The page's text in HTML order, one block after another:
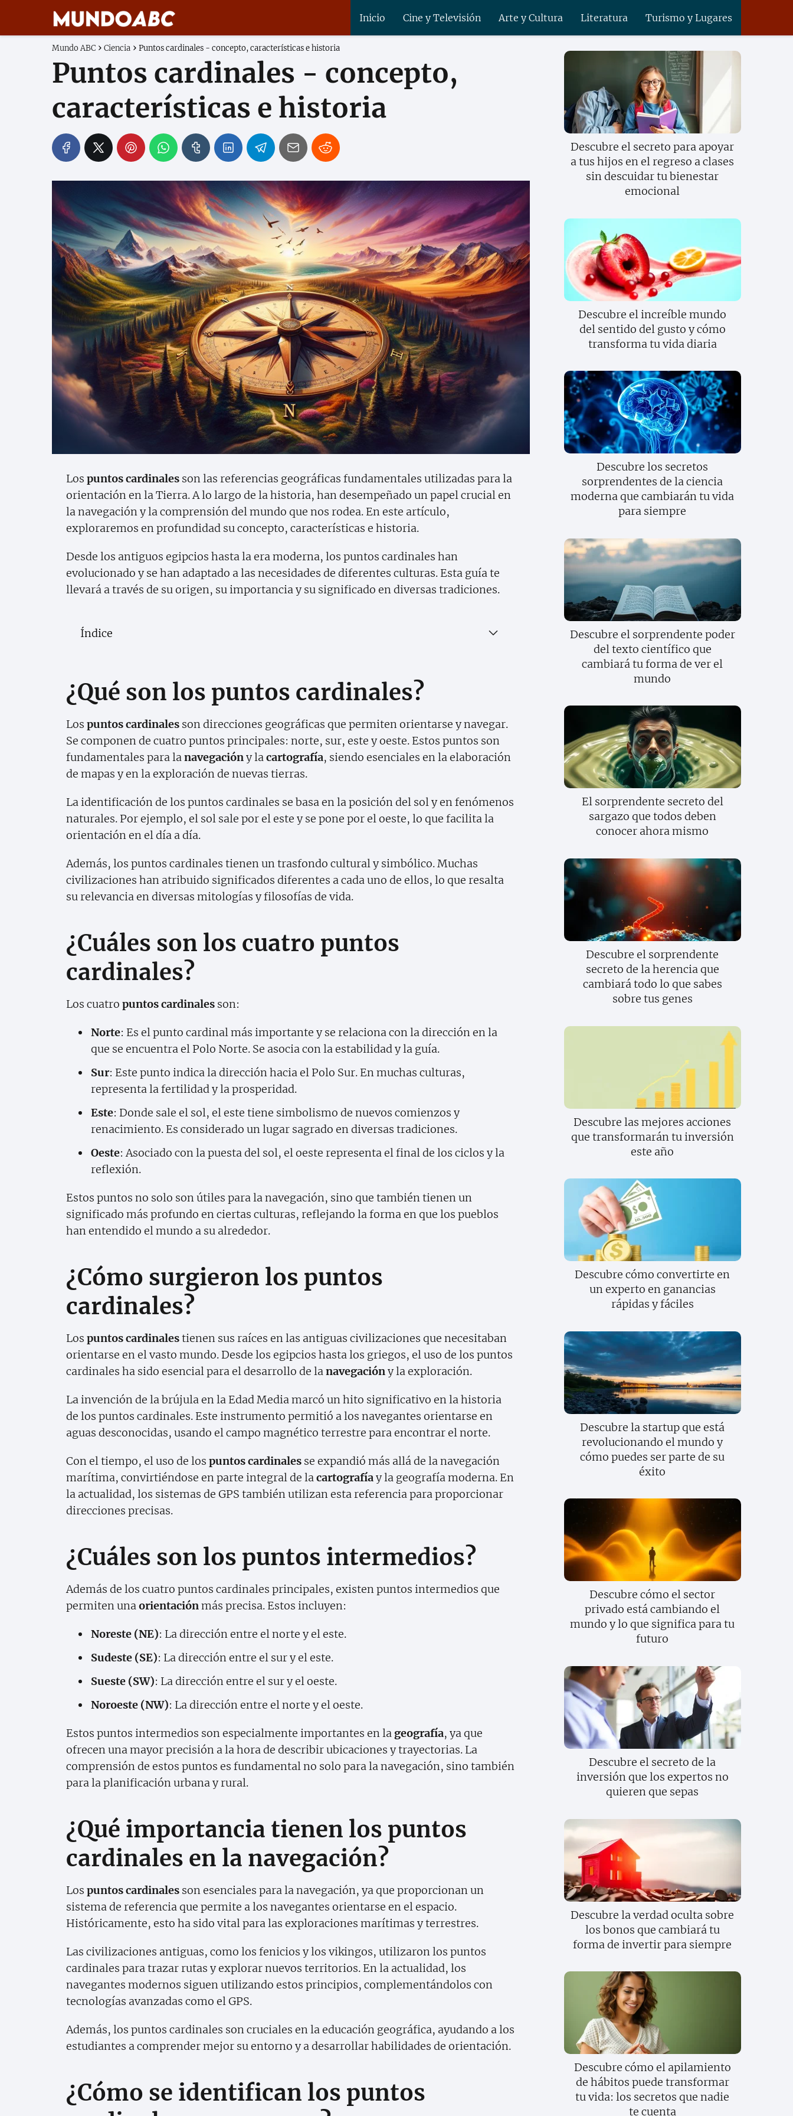
Inicio Cine y Televisión Arte y Cultura Literatura Turismo y Lugares
Mundo ABC Ciencia Puntos cardinales - concepto, características e historia
Puntos cardinales - concepto,
características e historia
Los puntos cardinales son las referencias geográficas fundamentales utilizadas para la
orientación en la Tierra. A lo largo de la historia, han desempeñado un papel crucial en
la navegación y la comprensión del mundo que nos rodea. En este artículo,
exploraremos en profundidad su concepto, características e historia.
Desde los antiguos egipcios hasta la era moderna, los puntos cardinales han
evolucionado y se han adaptado a las necesidades de diferentes culturas. Esta guía te
llevará a través de su origen, su importancia y su significado en diversas tradiciones.
Índice
¿Qué son los puntos cardinales?
Los puntos cardinales son direcciones geográficas que permiten orientarse y navegar.
Se componen de cuatro puntos principales: norte, sur, este y oeste. Estos puntos son
fundamentales para la navegacióny la cartografía, siendo esenciales en la elaboración
de mapas y en la exploración de nuevas tierras.
La identificación de los puntos cardinales se basa en la posición del sol y en fenómenos
naturales. Por ejemplo, el sol sale por el este y se pone por el oeste, lo que facilita la
orientación en el día a día.
Además, los puntos cardinales tienen un trasfondo cultural y simbólico. Muchas
civilizaciones han atribuido significados diferentes a cada uno de ellos, lo que resalta
su relevancia en diversas mitologías y filosofías de vida.
¿Cuáles son los cuatro puntos
cardinales?
Los cuatro puntos cardinales son:
Norte: Es el punto cardinal más importante y se relaciona con la dirección en la
que se encuentra el Polo Norte. Se asocia con la estabilidad y la guía.
Sur: Este punto indica la dirección hacia el Polo Sur. En muchas culturas,
representa la fertilidad y la prosperidad.
Este: Donde sale el sol, el este tiene simbolismo de nuevos comienzos y
renacimiento. Es considerado un lugar sagrado en diversas tradiciones.
Oeste: Asociado con la puesta del sol, el oeste representa el final de los ciclos y la
reflexión.
Estos puntos no solo son útiles para la navegación, sino que también tienen un
significado más profundo en ciertas culturas, reflejando la forma en que los pueblos
han entendido el mundo a su alrededor.
¿Cómo surgieron los puntos
cardinales?
Los puntos cardinalestienen sus raíces en las antiguas civilizaciones que necesitaban
orientarse en el vasto mundo. Desde los egipcios hasta los griegos, el uso de los puntos
cardinales ha sido esencial para el desarrollo de la navegacióny la exploración.
La invención de la brújula en la Edad Media marcó un hito significativo en la historia
de los puntos cardinales. Este instrumento permitió a los navegantes orientarse en
aguas desconocidas, usando el campo magnético terrestre para encontrar el norte.
Con el tiempo, el uso de los puntos cardinales se expandió más allá de la navegación
marítima, convirtiéndose en parte integral de la cartografíay la geografía moderna. En
la actualidad, los sistemas de GPS también utilizan esta referencia para proporcionar
direcciones precisas.
¿Cuáles son los puntos intermedios?
Además de los cuatro puntos cardinales principales, existen puntos intermedios que
permiten una orientaciónmás precisa. Estos incluyen:
Noreste (NE): La dirección entre el norte y el este.
Sudeste (SE): La dirección entre el sur y el este.
Sueste (SW): La dirección entre el sur y el oeste.
Noroeste (NW): La dirección entre el norte y el oeste.
Estos puntos intermedios son especialmente importantes en la geografía, ya que
ofrecen una mayor precisión a la hora de describir ubicaciones y trayectorias. La
comprensión de estos puntos es fundamental no solo para la navegación, sino también
para la planificación urbana y rural.
¿Qué importancia tienen los puntos
cardinales en la navegación?
Los puntos cardinales son esenciales para la navegación, ya que proporcionan un
sistema de referencia que permite a los navegantes orientarse en el espacio.
Históricamente, esto ha sido vital para las exploraciones marítimas y terrestres.
Las civilizaciones antiguas, como los fenicios y los vikingos, utilizaron los puntos
cardinales para trazar rutas y explorar nuevos territorios. En la actualidad, los
navegantes modernos siguen utilizando estos principios, complementándolos con
tecnologías avanzadas como el GPS.
Además, los puntos cardinales son cruciales en la educación geográfica, ayudando a los
estudiantes a comprender mejor su entorno y a desarrollar habilidades de orientación.
¿Cómo se identifican los puntos
Descubre el secreto para apoyar
a tus hijos en el regreso a clases
sin descuidar tu bienestar
emocional
Descubre el increíble mundo
del sentido del gusto y cómo
transforma tu vida diaria
Descubre los secretos
sorprendentes de la ciencia
moderna que cambiarán tu vida
para siempre
Descubre el sorprendente poder
del texto científico que
cambiará tu forma de ver el
mundo
El sorprendente secreto del
sargazo que todos deben
conocer ahora mismo
Descubre el sorprendente
secreto de la herencia que
cambiará todo lo que sabes
sobre tus genes
Descubre las mejores acciones
que transformarán tu inversión
este año
Descubre cómo convertirte en
un experto en ganancias
rápidas y fáciles
Descubre la startup que está
revolucionando el mundo y
cómo puedes ser parte de su
éxito
Descubre cómo el sector
privado está cambiando el
mundo y lo que significa para tu
futuro
Descubre el secreto de la
inversión que los expertos no
quieren que sepas
Descubre la verdad oculta sobre
los bonos que cambiará tu
forma de invertir para siempre
Descubre cómo el apilamiento
de hábitos puede transformar
tu vida: los secretos que nadie
te cuenta